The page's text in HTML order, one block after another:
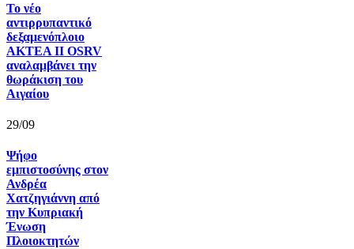
Το νέο
αντιρρυπαντικό
δεξαμενόπλοιο
AKTEA II OSRV
αναλαμβάνει την
θωράκιση του
Αιγαίου
29/09
Ψήφο
εμπιστοσύνης στον
Ανδρέα
Χατζηγιάννη από
την Κυπριακή
Ένωση
Πλοιοκτητών